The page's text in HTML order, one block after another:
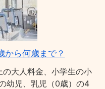
から何歳まで？
大人料金、小学生の小
幼児、乳児（0歳）の4